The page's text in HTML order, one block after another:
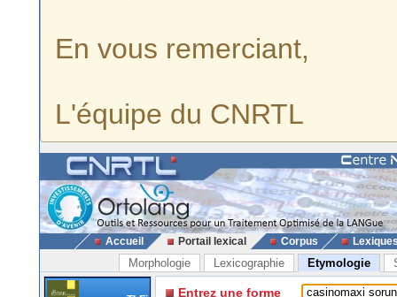
En vous remerciant,
L'équipe du CNRTL
Accueil Portail lexical Corpus
Morphologie Lexicographie Etymologie
Entrez une forme